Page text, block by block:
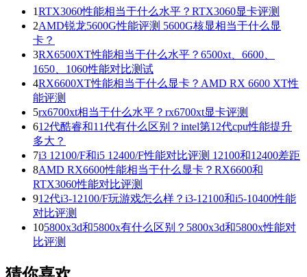
1RTX3060性能相当于什么水平？RTX3060显卡评测
2AMD锐龙5600G性能评测 5600G核显相当于什么显
卡？
3RX6500XT性能相当于什么水平？6500xt、6600、
1650、1060性能对比测试
4RX6600XT性能相当于什么显卡？AMD RX 6600 XT性
能评测
5rx6700xt相当于什么水平？rx6700xt显卡评测
612代酷睿和11代有什么区别？intel第12代cpu性能提升
多大？
7i3 12100/F和i5 12400/F性能对比评测 12100和12400差距
8AMD RX6600性能相当于什么显卡？RX6600和
RTX3060性能对比评测
912代i3-12100/F玩游戏怎么样？i3-12100和i5-10400性能
对比评测
105800x3d和5800x有什么区别？5800x3d和5800x性能对
比评测